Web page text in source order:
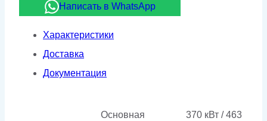
Написать в WhatsApp
Характеристики
Доставка
Документация
Основная
370 кВт / 463